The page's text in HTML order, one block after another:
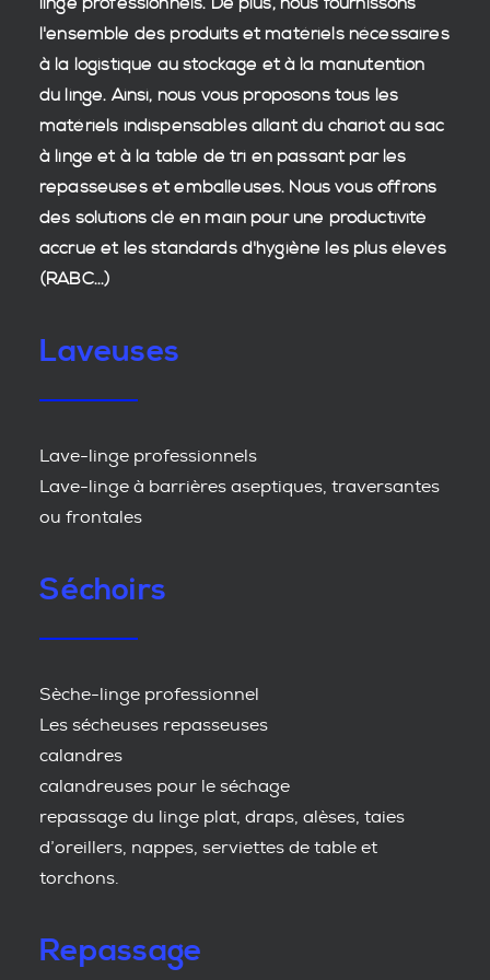
l'ensemble des produits et matériels nécessaires
à la logistique au stockage et à la manutention
du linge. Ainsi, nous vous proposons tous les
matériels indispensables allant du chariot au sac
à linge et à la table de tri en passant par les
repasseuses et emballeuses. Nous vous offrons
des solutions clé en main pour une productivité
accrue et lesstandards d'hygiène les plus élevés
(RABC...)
Laveuses
Lave-linge professionnels
Lave-linge à barrières aseptiques, traversantes
ou frontales
Séchoirs
Sèche-linge professionnel
Les sécheuses repasseuses
calandres
calandreuses pour le séchage
repassage du linge plat, draps, alèses, taies
d’oreillers, nappes, serviettes de table et
torchons.
Repassage